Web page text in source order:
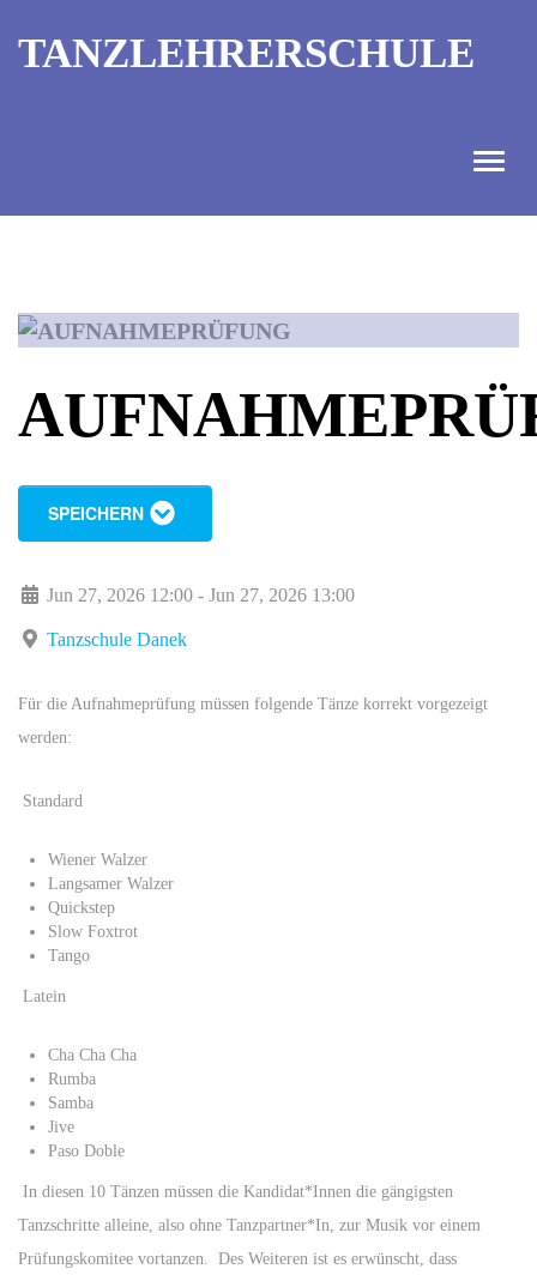
TANZLEHRERSCHULE
KONTAKT
TANZMEISTER
SPEICHERN
Jun 27, 2026 12:00 - Jun 27, 2026 13:00
Tanzschule Danek
Für die Aufnahmeprüfung müssen folgende Tänze korrekt vorgezeigt
werden:
Standard
Wiener Walzer
Langsamer Walzer
Quickstep
Slow Foxtrot
Tango
Latein
Cha Cha Cha
Rumba
Samba
Jive
Paso Doble
In diesen 10 Tänzen müssen die Kandidat*Innen die gängigsten
Tanzschritte alleine, also ohne Tanzpartner*In, zur Musik vor einem
Prüfungskomitee vortanzen. Des Weiteren ist es erwünscht, dass